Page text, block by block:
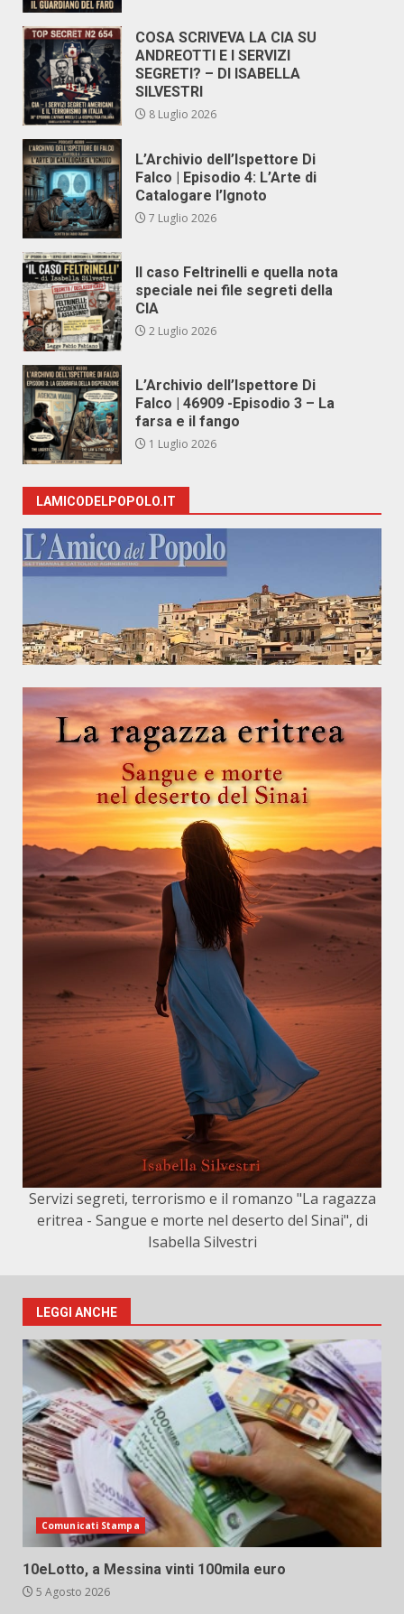
COSA SCRIVEVA LA CIA SU
ANDREOTTI E I SERVIZI
SEGRETI? – DI ISABELLA
SILVESTRI
8 Luglio 2026
L’Archivio dell’Ispettore Di
Falco | Episodio 4: L’Arte di
Catalogare l’Ignoto
7 Luglio 2026
Il caso Feltrinelli e quella nota
speciale nei file segreti della
CIA
2 Luglio 2026
L’Archivio dell’Ispettore Di
Falco | 46909 -Episodio 3 – La
farsa e il fango
1 Luglio 2026
LAMICODELPOPOLO.IT
Servizi segreti, terrorismo e il romanzo "La ragazza
eritrea - Sangue e morte nel deserto del Sinai", di
Isabella Silvestri
LEGGI ANCHE
Comunicati Stampa
10eLotto, a Messina vinti 100mila euro
5 Agosto 2026